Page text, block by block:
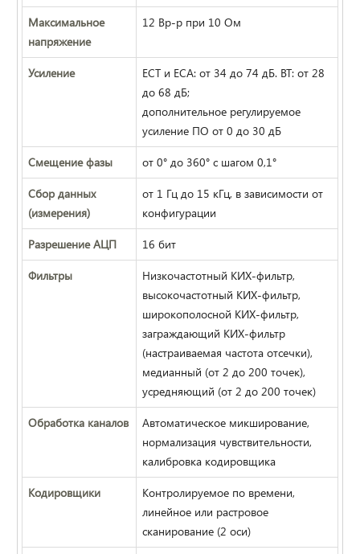
Максимальное
напряжение
12 Вp-p при 10 Ом
Усиление
ECT и ECA: от 34 до 74 дБ. BT: от 28
до 68 дБ;
дополнительное регулируемое
усиление ПО от 0 до 30 дБ
Смещение фазы от 0° до 360° с шагом 0,1°
Сбор данных
(измерения)
от 1 Гц до 15 кГц, в зависимости от
конфигурации
Разрешение АЦП 16 бит
Фильтры
Низкочастотный КИХ-фильтр,
высокочастотный КИХ-фильтр,
широкополосной КИХ-фильтр,
заграждающий КИХ-фильтр
(настраиваемая частота отсечки),
медианный (от 2 до 200 точек),
усредняющий (от 2 до 200 точек)
Обработка каналов
Автоматическое микширование,
нормализация чувствительности,
калибровка кодировщика
Кодировщики
Контролируемое по времени,
линейное или растровое
сканирование (2 оси)